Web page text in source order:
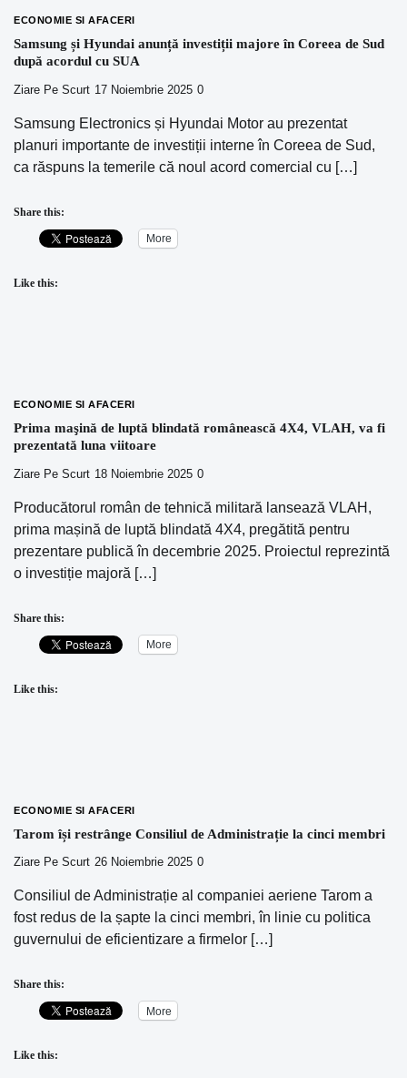
ECONOMIE SI AFACERI
Samsung și Hyundai anunță investiții majore în Coreea de Sud
după acordul cu SUA
Ziare Pe Scurt 17 Noiembrie 2025 0
Samsung Electronics și Hyundai Motor au prezentat
planuri importante de investiții interne în Coreea de Sud,
ca răspuns la temerile că noul acord comercial cu […]
Share this:
More
Like this:
ECONOMIE SI AFACERI
Prima maşină de luptă blindată românească 4X4, VLAH, va fi
prezentată luna viitoare
Ziare Pe Scurt 18 Noiembrie 2025 0
Producătorul român de tehnică militară lansează VLAH,
prima mașină de luptă blindată 4X4, pregătită pentru
prezentare publică în decembrie 2025. Proiectul reprezintă
o investiție majoră […]
Share this:
More
Like this:
ECONOMIE SI AFACERI
Tarom își restrânge Consiliul de Administrație la cinci membri
Ziare Pe Scurt 26 Noiembrie 2025 0
Consiliul de Administrație al companiei aeriene Tarom a
fost redus de la șapte la cinci membri, în linie cu politica
guvernului de eficientizare a firmelor […]
Share this:
More
Like this: